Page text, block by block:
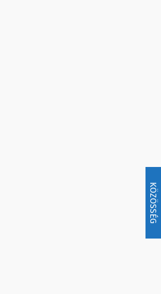
KÖZÖSSÉG